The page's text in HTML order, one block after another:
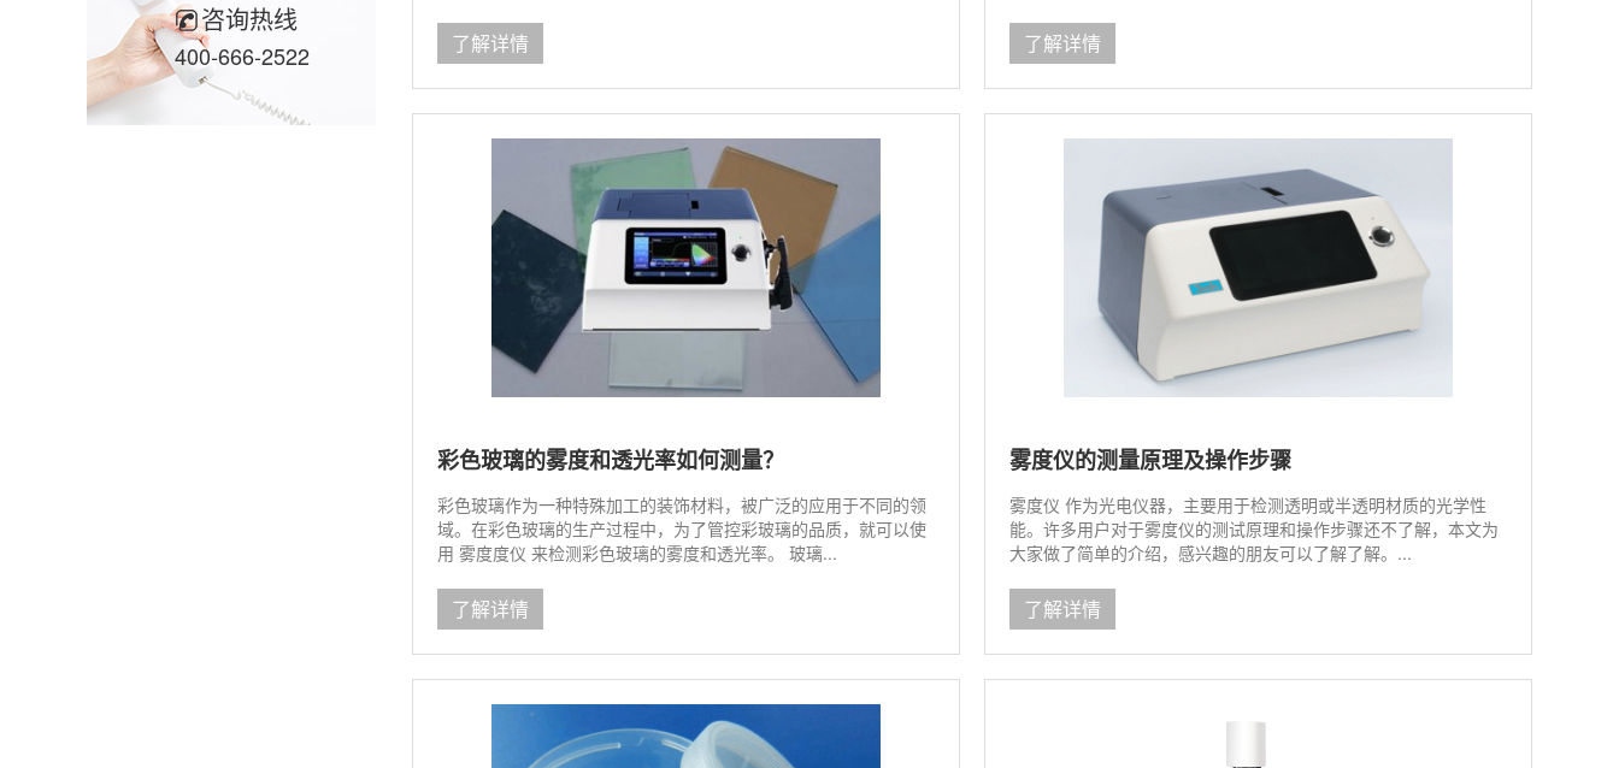
咨询热线
400-666-2522 了解详情 了解详情
彩色玻璃的雾度和透光率如何测量？
彩色玻璃作为一种特殊加工的装饰材料，被广泛的应用于不同的领
域。在彩色玻璃的生产过程中，为了管控彩玻璃的品质，就可以使
用 雾度度仪 来检测彩色玻璃的雾度和透光率。 玻璃...
了解详情
雾度仪的测量原理及操作步骤
雾度仪 作为光电仪器，主要用于检测透明或半透明材质的光学性
能。许多用户对于雾度仪的测试原理和操作步骤还不了解，本文为
大家做了简单的介绍，感兴趣的朋友可以了解了解。...
了解详情